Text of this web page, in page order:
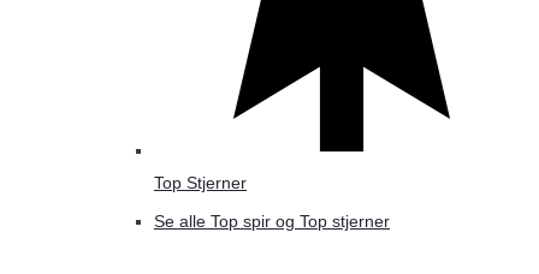
Top Stjerner
Se alle Top spir og Top stjerner